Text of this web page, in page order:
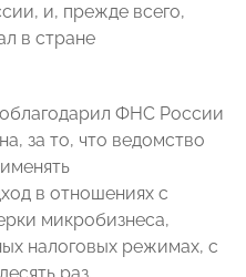
и, прежде всего,
в стране
ФНС России
за то, что ведомство
в отношениях с
микробизнеса,
налоговых режимах, с